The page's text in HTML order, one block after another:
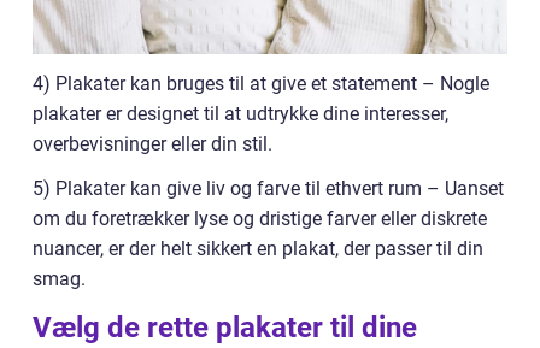
4) Plakater kan bruges til at give et statement – Nogle
plakater er designet til at udtrykke dine interesser,
overbevisninger eller din stil.
5) Plakater kan give liv og farve til ethvert rum – Uanset
om du foretrækker lyse og dristige farver eller diskrete
nuancer, er der helt sikkert en plakat, der passer til din
smag.
Vælg de rette plakater til dine